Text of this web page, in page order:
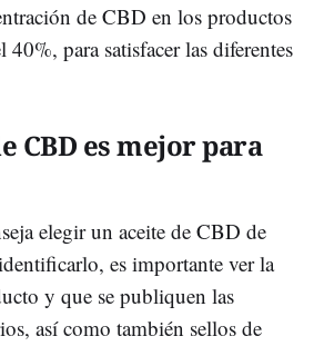
de CBD en los productos
para satisfacer las diferentes
CBD es mejor para
elegir un aceite de CBD de
es importante ver la
y que se publiquen las
así como también sellos de